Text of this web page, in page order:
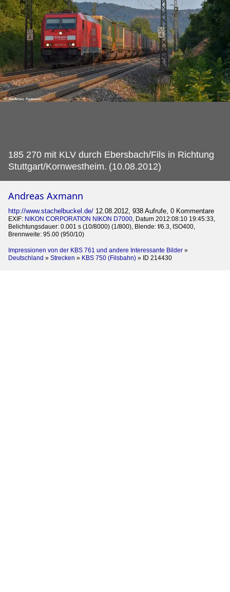
185 270 mit KLV durch Ebersbach/Fils in Richtung
Stuttgart/Kornwestheim. (10.08.2012)
Andreas Axmann
http://www.stachelbuckel.de/ 12.08.2012, 938 Aufrufe, 0 Kommentare
EXIF: NIKON CORPORATION NIKON D7000 , Datum 2012:08:10 19:45:33,
Belichtungsdauer: 0.001 s (10/8000) (1/800), Blende: f/6.3, ISO400,
Brennweite: 95.00 (950/10)
Impressionen von der KBS 761 und andere Interessante Bilder »
Deutschland » Strecken » KBS 750 (Filsbahn) » ID 214430